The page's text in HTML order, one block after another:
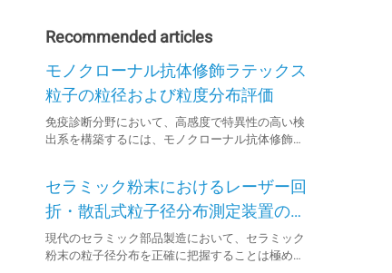
Recommended articles
モノクローナル抗体修飾ラテックス
粒子の粒径および粒度分布評価
免疫診断分野において、高感度で特異性の高い検
出系を構築するには、モノクローナル抗体修飾ラ
スチレン製ラテックス粒子のサイズおよび分布を
評価した事例をご紹介します。 BeNano 90は、高
精度かつ再現性のある測定が可能であり、免疫診
断用試薬の製造プロセス管理や品質評価における
強力なソリューションとなります。 製品情報
セラミック粉末におけるレーザー回
折・散乱式粒子径分布測定装置の応
用
現代のセラミック部品製造において、セラミック
粉末の粒子径分布を正確に把握することは極めて